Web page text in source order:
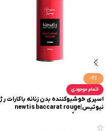
-2%
اتمام موجودی
اسپری خوشبوکننده بدن زنانه باکارات رژ
نیوتیس|newtis baccarat rouge
perfume spray